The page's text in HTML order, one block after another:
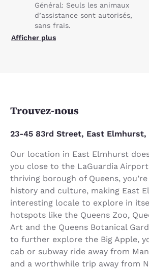
Général: Seuls les animaux
d’assistance sont autorisés,
sans frais.
Afficher plus
Trouvez-nous
23-45 83rd Street, East Elmhurst,
Our location in East Elmhurst
you close to the LaGuardia
thriving borough of Queens,
history and culture, making East
interesting locale to explore in
hotspots like the Queens Zoo,
Art and the Queens Botanical
to further explore the Big Apple,
cab or subway ride away from
and a worthwhile trip away from